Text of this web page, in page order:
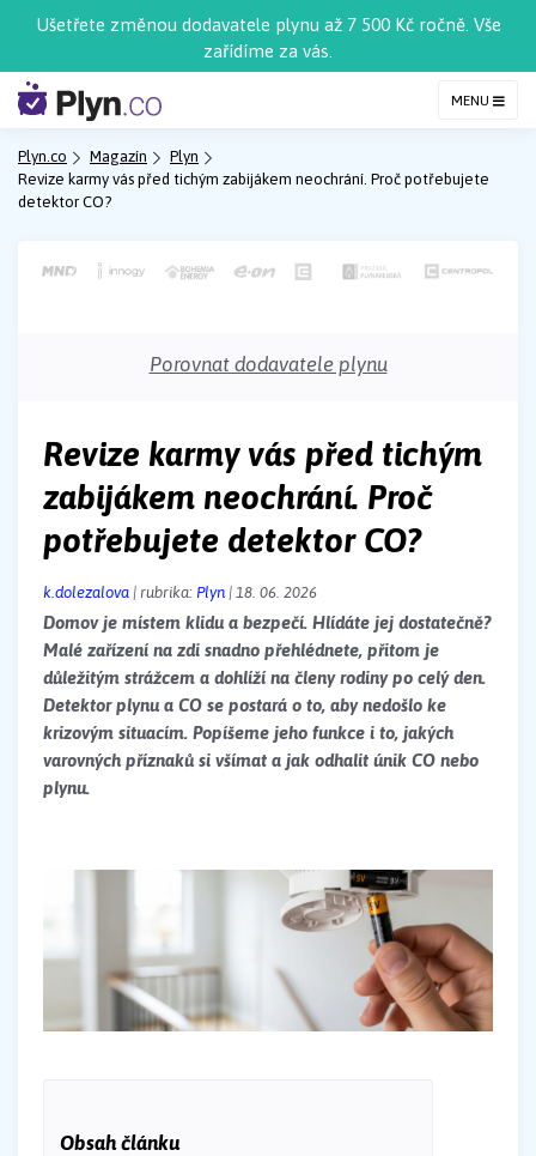
Ušetřete změnou dodavatele plynu až 7 500 Kč ročně. Vše
zařídíme za vás.
MENU
Plyn.co Magazín
Plyn
Revize karmy vás před tichým zabijákem neochrání. Proč potřebujete
detektor CO?
Porovnat dodavatele plynu
Revize karmy vás před tichým
zabijákem neochrání. Proč
potřebujete detektor CO?
k.dolezalova| rubrika: Plyn| 18. 06. 2026
Domov je místem klidu a bezpečí. Hlídáte jej dostatečně?
Malé zařízení na zdi snadno přehlédnete, přitom je
důležitým strážcem a dohlíží na členy rodiny po celý den.
Detektor plynu a CO se postará o to, aby nedošlo ke
krizovým situacím. Popíšeme jeho funkce i to, jakých
varovných příznaků si všímat a jak odhalit únik CO nebo
plynu.
Obsah článku